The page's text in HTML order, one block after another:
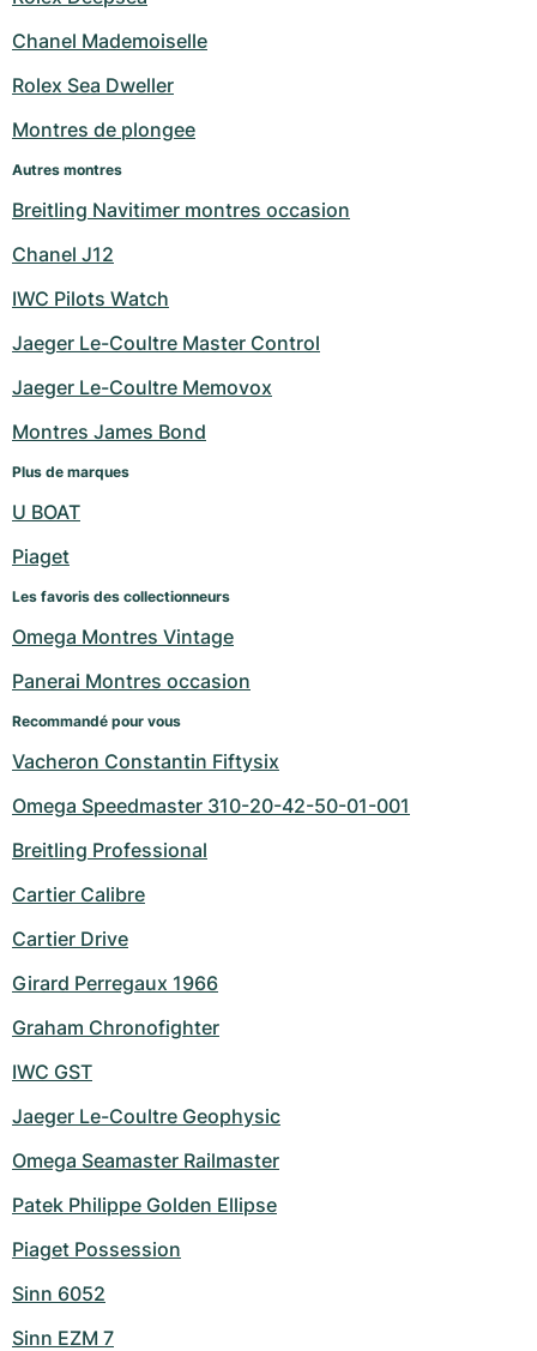
Milgauss
Oyster Perpetual
Yacht-Master
Yacht-Master II
Sea-Dweller
Montres pour femmes
Ronde
Rotonde
Pasha
Tortue
Roadster
Montres d'occasion
Professional
Bentley
Cockpit
Chronospace
Montbrillant
Montres d'occasion
Formula 1
Grand Carrera
Montres d'occasion
Montres pour femmes
Portofino
Portugieser
Aquatimer
Spitfire
Montres d'occasion
Spirit of Big Bang
King Power
Montres d'occasion
Chanel Mademoiselle
Rolex Sea Dweller
Montres de plongee
Autres montres
Breitling Navitimer montres occasion
Chanel J12
IWC Pilots Watch
Jaeger Le-Coultre Master Control
Jaeger Le-Coultre Memovox
Montres James Bond
Plus de marques
U BOAT
Piaget
Les favoris des collectionneurs
Omega Montres Vintage
Panerai Montres occasion
Recommandé pour vous
Vacheron Constantin Fiftysix
Omega Speedmaster 310-20-42-50-01-001
Breitling Professional
Cartier Calibre
Cartier Drive
Girard Perregaux 1966
Graham Chronofighter
IWC GST
Jaeger Le-Coultre Geophysic
Omega Seamaster Railmaster
Patek Philippe Golden Ellipse
Piaget Possession
Sinn 6052
Sinn EZM 7